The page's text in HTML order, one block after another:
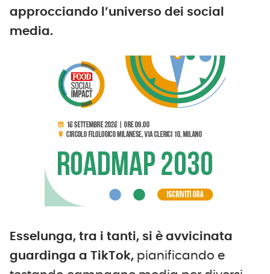
approcciando l’universo dei social
media.
Esselunga, tra i tanti, si è avvicinata
guardinga a TikTok, pianificando e